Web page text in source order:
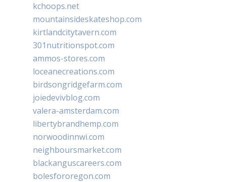
kchoops.net
mountainsideskateshop.com
kirtlandcitytavern.com
301nutritionspot.com
ammos-stores.com
loceanecreations.com
birdsongridgefarm.com
joiedevivblog.com
valera-amsterdam.com
libertybrandhemp.com
norwoodinnwi.com
neighboursmarket.com
blackanguscareers.com
bolesfororegon.com